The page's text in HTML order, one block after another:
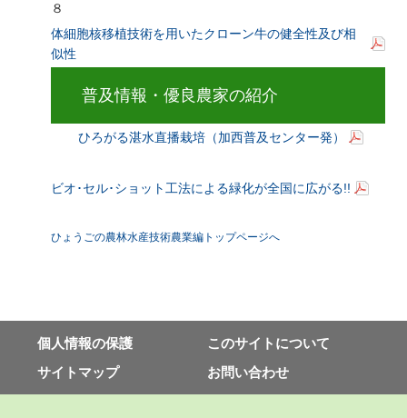
８
体細胞核移植技術を用いたクローン牛の健全性及び相
似性
普及情報・優良農家の紹介
ひろがる湛水直播栽培（加西普及センター発）
ビオ･セル･ショット工法による緑化が全国に広がる!!
ひょうごの農林水産技術農業編トップページへ
個⼈情報の保護
このサイトについて
サイトマップ
お問い合わせ